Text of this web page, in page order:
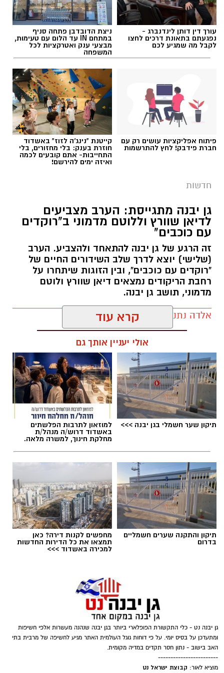
החינוך וההדרכה במוזיאון, לנהל ולהוביל צוות
מקצועי, לפתח תוכניות חינוכיות, ליצור אירועי תוכן
ופרויקטים ייחודיים ולעבוד מול קהלים מגוונים, תוך
חיבור בין עולם התרבות, החינוך והקהילה.
בין דרישות התפקיד:
גבוהה.
ניסיון בפיתוח הדרכה ועמידה מול קהל.
ניסיון ויכולת בניהול והובלת צוות.
יכולת לפיתוח והפקת פרויקטים מיוחדים
ואירועי תוכן.
חשיבה עצמאית ורב־תחומית.
יחסי אנוש מצוינים, יוזמה ויצירתיות.
במוזיאון מציינים כי הם מחפשים מועמד או מועמדת
בעלי "ראש מלא ברעיונות", שיצטרפו להובלת
הפעילות החינוכית והקהילתית של אחד ממוסדות
התרבות הבולטים בעיר.
לפרטים המלאים ולהגשת מועמדות ניתן להיכנס
לעמוד הדרושים של החברה העירונית:
עורך דין דותן לינדנברג -
נפגעתם בתאונת דרכים לחצו
לקבל מה שמגיע לכם
ניצת הדובדבן פתחה סניף
במתחם IN עד הלום עם טעימות,
מבצעי ענק ואטרקציות לכל
המשפחה
פיתוח אפליקציות עושים רק עם
חברת פידבק! לחץ להתרשמות
קייטנת "נינג'ה לזוז" באשדוד
חוזרת בענק: בלי מחזורים, בלי
התחייבות- אתם קובעים לכמה
ואיזה ימים להירשם!
חדשות
גן יבנה מתגייסת: הערב מצביעים
לדיאן שוורץ וללוטם מדמוני ב"רוקדים
עם כוכבים"
זה הרגע של גן יבנה להתאחד ולהצביע. הערב
(שלישי) יוצא לדרך שלב השידורים החיים של
"רוקדים עם כוכבים", ובין הזוגות שיתחרו על
רחבת הריקודים נמצאים דיאן שוורץ ולוטם
מדמוני, תושב גן יבנה.
אלדה נתנאל / 11:19 05.08.26
תגים:לדיאן שוורץ וללוטם מדמוני
מועצה גן יבנה
קרא עוד
אולי יעניין אותך גם
תיקון שער חשמלי בגן יבנה >>> למוזאון לתרבות הפלשתים
באשדוד דרוש/ה מנהל/ת
מחלקת חינוך, למשרה מלאה.
תיקון והתקנה שערים חשמליים
בדרום
מחפשים לקנות דירה? כאן
תמצאו את כל הדירות החדשות
למכירה באשדוד >>>
גן יבנה נט - כלי התקשורת הפופלארי ביותר בגן יבנה שנהנה מעשרות אלפי חשיפות
ומתעדכן על בסיס יומי. על פי דוחות גוגל העולמית האתר מגיע לחשיפה של מרבית בתי
האב בישוב - נתון חסר תקדים במדיה מקומית.
------------------------
מוציא לאור: קבוצת ישראל נט